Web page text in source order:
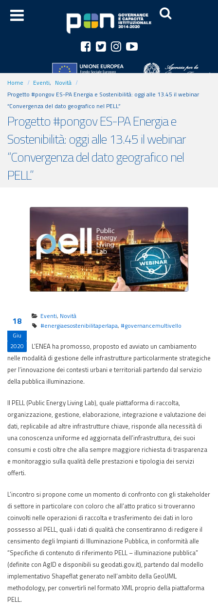
Home Eventi, Novità
Progetto #pongov ES-PA Energia e Sostenibilità: oggi alle 13.45 il webinar
“Convergenza del dato geografico nel PELL”
Progetto #pongov ES-PA Energia e
Sostenibilità: oggi alle 13.45 il webinar
“Convergenza del dato geografico nel
PELL”
18
Giu
2020
Eventi, Novità
#energiaesostenibilitaperlapa, #governancemultivello
L’ENEA ha promosso, proposto ed avviato un cambiamento
nelle modalità di gestione delle infrastrutture particolarmente strategiche
per l’innovazione dei contesti urbani e territoriali partendo dal servizio
della pubblica illuminazione.
Il PELL (Public Energy Living Lab), quale piattaforma di raccolta,
organizzazione, gestione, elaborazione, integrazione e valutazione dei
dati, replicabile ad altre infrastrutture chiave, risponde alla necessità di
una conoscenza uniforme ed aggiornata dell’infrastruttura, dei suoi
consumi e costi oltre che alla sempre maggiore richiesta di trasparenza
e monitoraggio sulla qualità delle prestazioni e tipologia dei servizi
offerti.
L’incontro si propone come un momento di confronto con gli stakeholder
di settore in particolare con coloro che all’atto pratico si troveranno
coinvolti nelle operazioni di raccolta e trasferimento dei dati in loro
possesso al PELL, quali i dati di qualità che consentiranno di redigere il
censimento degli Impianti di Illuminazione Pubblica, in conformità alle
“Specifiche di contenuto di riferimento PELL – illuminazione pubblica”
(definite con AgID e disponibili su geodati.gov.it), partendo dal modello
implementativo Shapeflat generato nell’ambito della GeoUML
methodology, per convertirli nel formato XML proprio della piattaforma
PELL.